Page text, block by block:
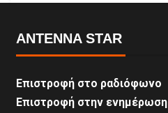
ANTENNA STAR
Επιστροφή στο ραδιόφωνο
Επιστροφή στην ενημέρωση